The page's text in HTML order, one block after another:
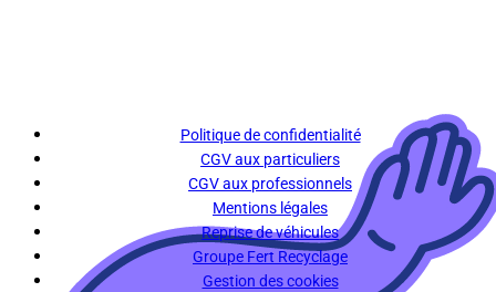
Politique de confidentialité
CGV aux particuliers
CGV aux professionnels
Mentions légales
Reprise de véhicules
Groupe Fert Recyclage
Gestion des cookies